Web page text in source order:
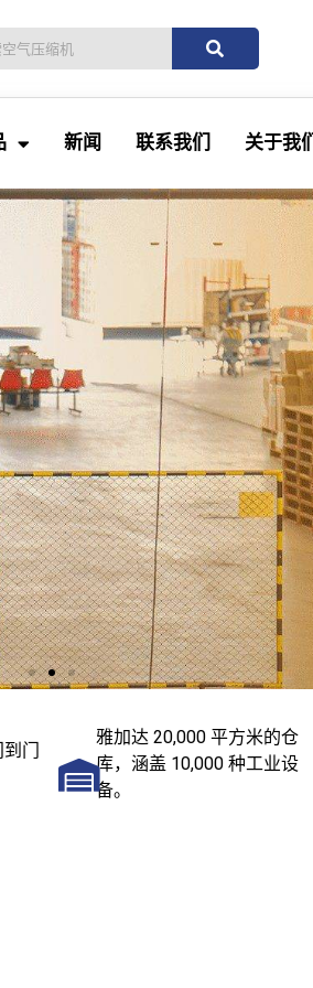
新闻 联系我们 关于我们
门
雅加达 20,000 平方米的仓
库，涵盖 10,000 种工业设
备。